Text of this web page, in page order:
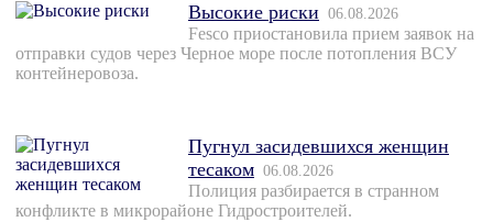
Высокие риски 06.08.2026
Fesco приостановила прием заявок на
отправки судов через Черное море после потопления ВСУ
контейнеровоза.
Пугнул засидевшихся женщин
тесаком 06.08.2026
Полиция разбирается в странном
конфликте в микрорайоне Гидростроителей.